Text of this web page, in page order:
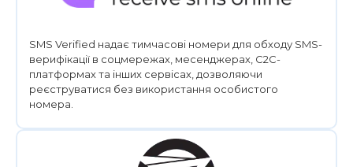
SMS Verified надає тимчасові номери для обходу SMS-
верифікації в соцмережах, месенджерах, C2C-
платформах та інших сервісах, дозволяючи
реєструватися без використання особистого
номера.